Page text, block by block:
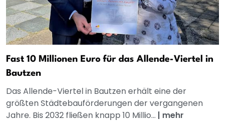
Fast 10 Millionen Euro für das Allende-Viertel in
Bautzen
Das Allende-Viertel in Bautzen erhält eine der
größten Städtebauförderungen der vergangenen
Jahre. Bis 2032 fließen knapp 10 Millio... | mehr